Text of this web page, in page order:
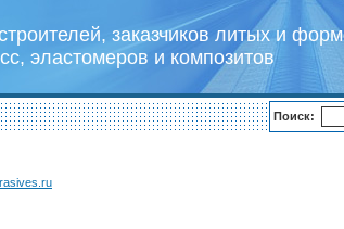
заказчиков литых и
эластомеров и композитов
Поиск: